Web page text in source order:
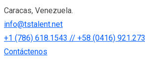
Skip
to
content
Caracas, Venezuela.
info@tstalent.net
+1 (786) 618.1543 // +58 (0416)
Contáctenos